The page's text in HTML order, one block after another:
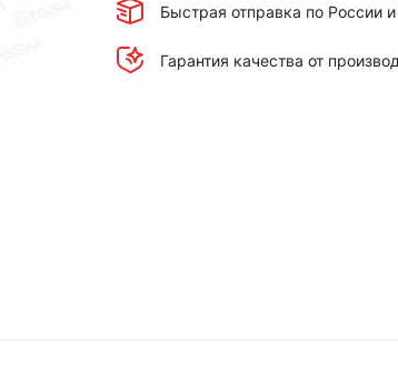
Быстрая отправка по России
Гарантия качества от